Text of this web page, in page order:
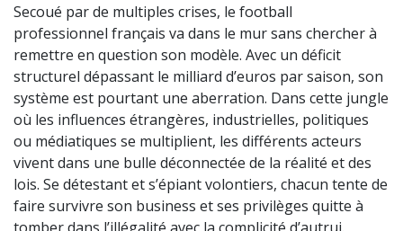
Secoué par de multiples crises, le football
professionnel français va dans le mur sans chercher à
remettre en question son modèle. Avec un déficit
structurel dépassant le milliard d’euros par saison, son
système est pourtant une aberration. Dans cette jungle
où les influences étrangères, industrielles, politiques
ou médiatiques se multiplient, les différents acteurs
vivent dans une bulle déconnectée de la réalité et des
lois. Se détestant et s’épiant volontiers, chacun tente de
faire survivre son business et ses privilèges quitte à